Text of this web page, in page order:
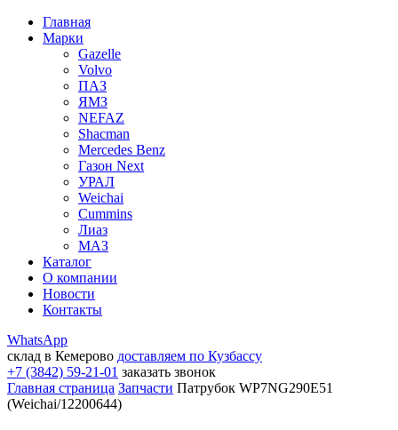
Главная
Марки
Gazelle
Volvo
ПАЗ
ЯМЗ
NEFAZ
Shacman
Mercedes Benz
Газон Next
УРАЛ
Weichai
Cummins
Лиаз
МАЗ
Каталог
О компании
Новости
Контакты
WhatsApp
склад в Кемерово доставляем по Кузбассу
+7 (3842) 59-21-01 заказать звонок
Главная страница Запчасти Патрубок WP7NG290E51
(Weichai/12200644)